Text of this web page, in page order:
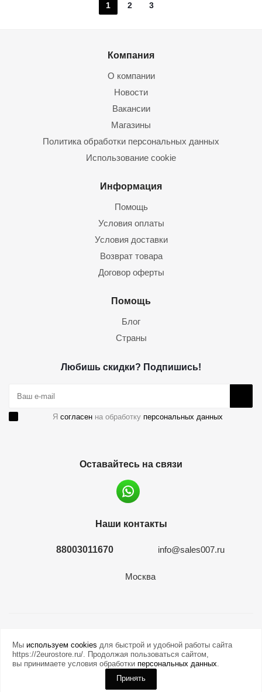
1 2 3
Компания
О компании
Новости
Вакансии
Магазины
Политика обработки персональных данных
Использование cookie
Информация
Помощь
Условия оплаты
Условия доставки
Возврат товара
Договор оферты
Помощь
Блог
Страны
Любишь скидки? Подпишись!
Я согласен на обработку персональных данных
Оставайтесь на связи
Наши контакты
88003011670 info@sales007.ru
Москва
Мы используем cookies для быстрой и удобной работы сайта
https://2eurostore.ru/. Продолжая пользоваться сайтом,
вы принимаете условия обработки персональных данных.
Принять